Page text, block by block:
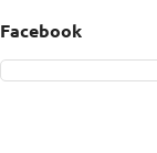
Facebook